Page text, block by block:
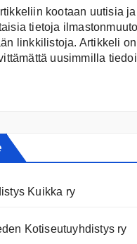
kootaan uutisia
tietoja
linkkilistoja. Artikkeli
uusimmilla
Kuikka ry
Kotiseutuyhdistys ry